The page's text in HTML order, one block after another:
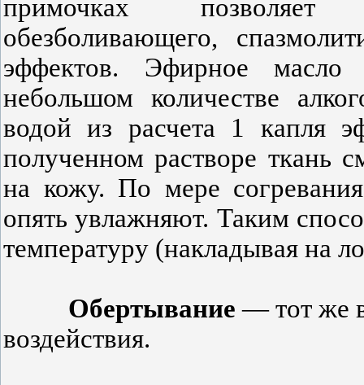
примочках позволяет
обезболивающего,
эффектов. Эфирное
небольшом количестве
водой из расчета 1 капля
полученном растворе ткань
на кожу. По мере
опять увлажняют. Таким
температуру (накладывая на
Обертывание — тот же
воздействия.